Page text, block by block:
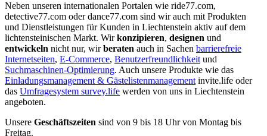
Neben unseren internationalen Portalen wie ride77.com,
detective77.com oder dance77.com sind wir auch mit Produkten
und Dienstleistungen für Kunden in Liechtenstein aktiv auf dem
lichtensteinischen Markt. Wirkonzipieren, designen und
entwickeln nicht nur, wirberaten auch in Sachen barrierefreie
Internetseiten, E-Commerce, Benutzerfreundlichkeit und
Suchmaschinen-Optimierung. Auch unsere Produkte wie das
Einladungsmanagement & Gästelistenmanagement invite.life oder
das Umfragesystem survey.life werden von uns in Liechtenstein
angeboten.
Unsere Geschäftszeiten sind von 9 bis 18 Uhr von Montag bis
Freitag.